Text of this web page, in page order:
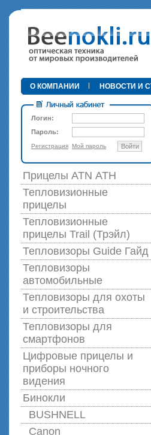
•
О КОМПАНИИ НОВОСТИ И
Логин:
Пароль:
Регистрация Мой пароль Войти
Прицелы ATN АТН
Тепловизионные
прицелы
Тепловизионные
прицелы Trail (Трэйл)
Тепловизоры Guide Гайд
Тепловизоры
автомобильные
Тепловизоры для охоты
и строительства
Тепловизоры для
смартфонов
Цифровые прицелы и
приборы ночного
видения
Бинокли
BUSHNELL
Canon